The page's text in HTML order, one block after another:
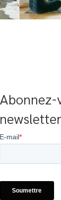
Abonnez-
newsletter